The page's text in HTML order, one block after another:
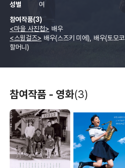
성별
여
참여작품(3)
<마을 사진첩> 배우
<스윙걸즈> 배우(스즈키 미에), 배우(토모코
할머니)
참여작품 - 영화(3)